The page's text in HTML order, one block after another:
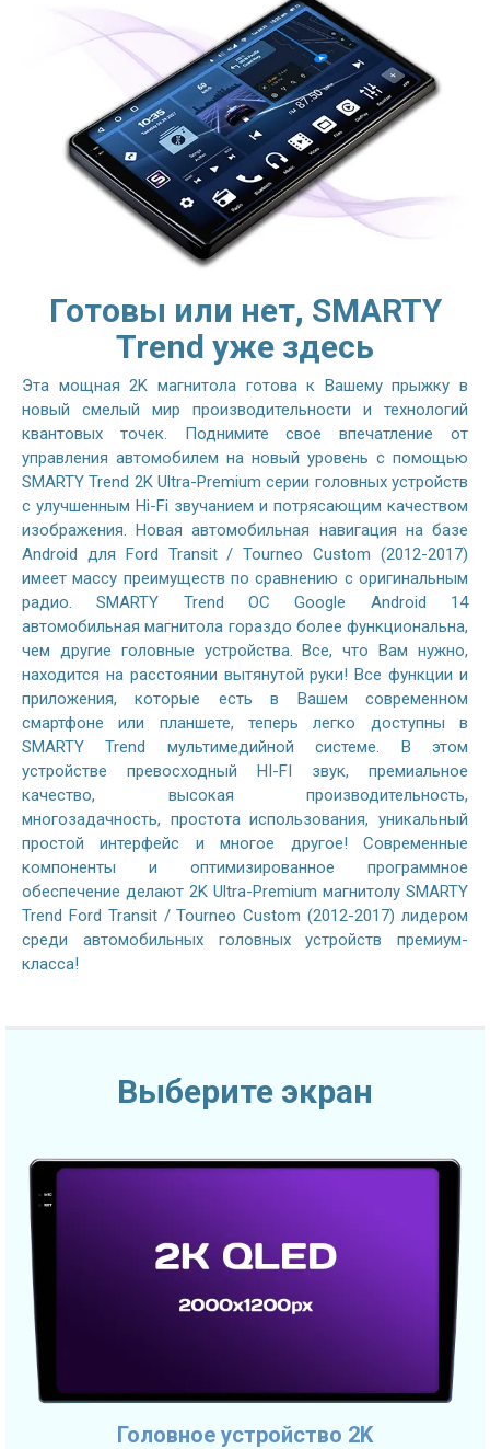
Готовы или нет, SMARTY
Trend уже здесь
Эта мощная 2K магнитола готова к Вашему прыжку в
новый смелый мир производительности и технологий
квантовых точек. Поднимите свое впечатление от
управления автомобилем на новый уровень с помощью
SMARTY Trend 2K Ultra-Premium серии головных устройств
с улучшенным Hi-Fi звучанием и потрясающим качеством
изображения. Новая автомобильная навигация на базе
Android для Ford Transit / Tourneo Custom (2012-2017)
имеет массу преимуществ по сравнению с оригинальным
радио. SMARTY Trend ОС Google Android 14
автомобильная магнитола гораздо более функциональна,
чем другие головные устройства. Все, что Вам нужно,
находится на расстоянии вытянутой руки! Все функции и
приложения, которые есть в Вашем современном
смартфоне или планшете, теперь легко доступны в
SMARTY Trend мультимедийной системе. В этом
устройстве превосходный HI-FI звук, премиальное
качество, высокая производительность,
многозадачность, простота использования, уникальный
простой интерфейс и многое другое! Современные
компоненты и оптимизированное программное
обеспечение делают 2K Ultra-Premium магнитолу SMARTY
Trend Ford Transit / Tourneo Custom (2012-2017) лидером
среди автомобильных головных устройств премиум-
класса!
Выберите экран
Головное устройство 2K